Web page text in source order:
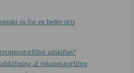
os for en bedre pris
udskiftes?
af rekuperatorfiltre